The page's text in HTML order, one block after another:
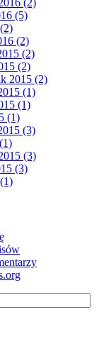
(5)
(2)
(2)
(2)
2015 (2)
(1)
(1)
(1)
(3)
(3)
(3)